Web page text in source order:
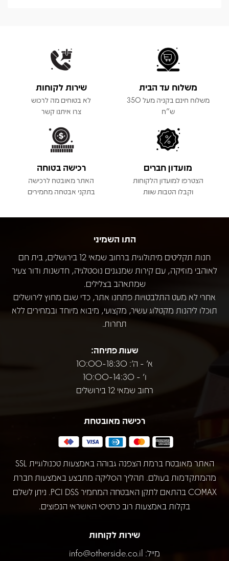
משלוח עד הבית
משלוח חינם בקניה מעל 350
ש"ח
שירות לקוחות
לא בטוחים מה לרכוש
צרו איתנו קשר
מועדון חברים
הצטרפו למועדון הלקוחות
וקבלו הטבות שוות
רכישה בטוחה
האתר מאובטח לרכישה
בתקני אבטחה מחמירים
התו השמיני
חנות תקליטים מיתולוגית ברחוב שמאי 12 בירושלים, בית חם
לאוהבי מוזיקה, עם קירות שמנגנים נוסטלגיה, חדשנות ודור צעיר
שמתאהב בצלילים.
אחרי לא מעט התלבטויות פתחנו אתר, כדי שגם מחוץ לירושלים
תוכלו ליהנות מקטלוג עשיר, מקצועי, מיבוא מיוחד ובמחירים ללא
תחרות.
שעות פתיחה:
א' - ה': 10:00-18:30
ו' - 10:00-14:30
רחוב שמאי 12 בירושלים
רכישה מאובטחת
האתר מאובטח ברמת הצפנה גבוהה באמצעות טכנולוגיית SSL
מהמתקדמות בעולם. תהליך הסליקה מתבצע באמצעות חברת
COMAX בהתאם לתקן האבטחה המחמיר PCI DSS. ניתן לשלם
בקלות באמצעות רוב כרטיסי האשראי הנפוצים.
שירות לקוחות
מייל: info@otherside.co.il